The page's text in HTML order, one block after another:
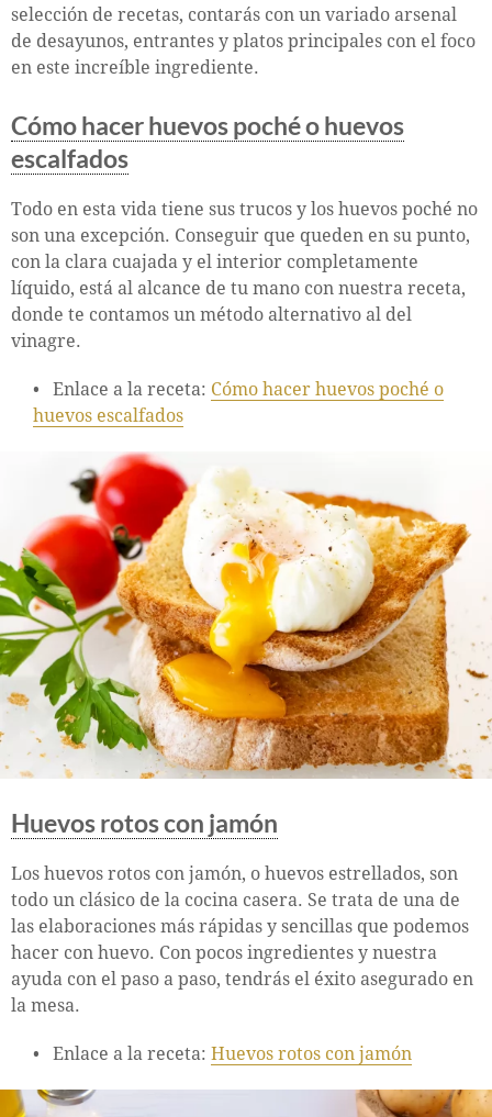
selección de recetas, contarás con un variado arsenal
de desayunos, entrantes y platos principales con el foco
en este increíble ingrediente.
Cómo hacer huevos poché o huevos
escalfados
Todo en esta vida tiene sus trucos y los huevos poché no
son una excepción. Conseguir que queden en su punto,
con la clara cuajada y el interior completamente
líquido, está al alcance de tu mano con nuestra receta,
donde te contamos un método alternativo al del
vinagre.
Enlace a la receta: Cómo hacer huevos poché o
huevos escalfados
Huevos rotos con jamón
Los huevos rotos con jamón, o huevos estrellados, son
todo un clásico de la cocina casera. Se trata de una de
las elaboraciones más rápidas y sencillas que podemos
hacer con huevo. Con pocos ingredientes y nuestra
ayuda con el paso a paso, tendrás el éxito asegurado en
la mesa.
Enlace a la receta: Huevos rotos con jamón